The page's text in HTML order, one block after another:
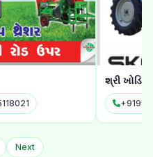
+919979537066
ઓમ
Next